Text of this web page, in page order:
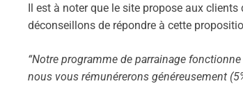
Il est à noter que le site propose aux
déconseillons de répondre à cette
“Notre programme de parrainage
nous vous rémunérerons généreusement